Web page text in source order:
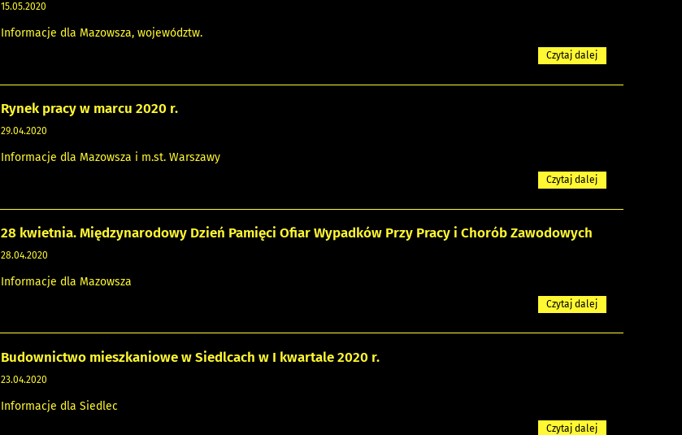
15.05.2020
Informacje dla Mazowsza, województw.
Czytaj dalej
Rynek pracy w marcu 2020 r.
29.04.2020
Informacje dla Mazowsza i m.st. Warszawy
Czytaj dalej
28 kwietnia. Międzynarodowy Dzień Pamięci Ofiar Wypadków Przy Pracy i Chorób Zawodowych
28.04.2020
Informacje dla Mazowsza
Czytaj dalej
Budownictwo mieszkaniowe w Siedlcach w I kwartale 2020 r.
23.04.2020
Informacje dla Siedlec
Czytaj dalej